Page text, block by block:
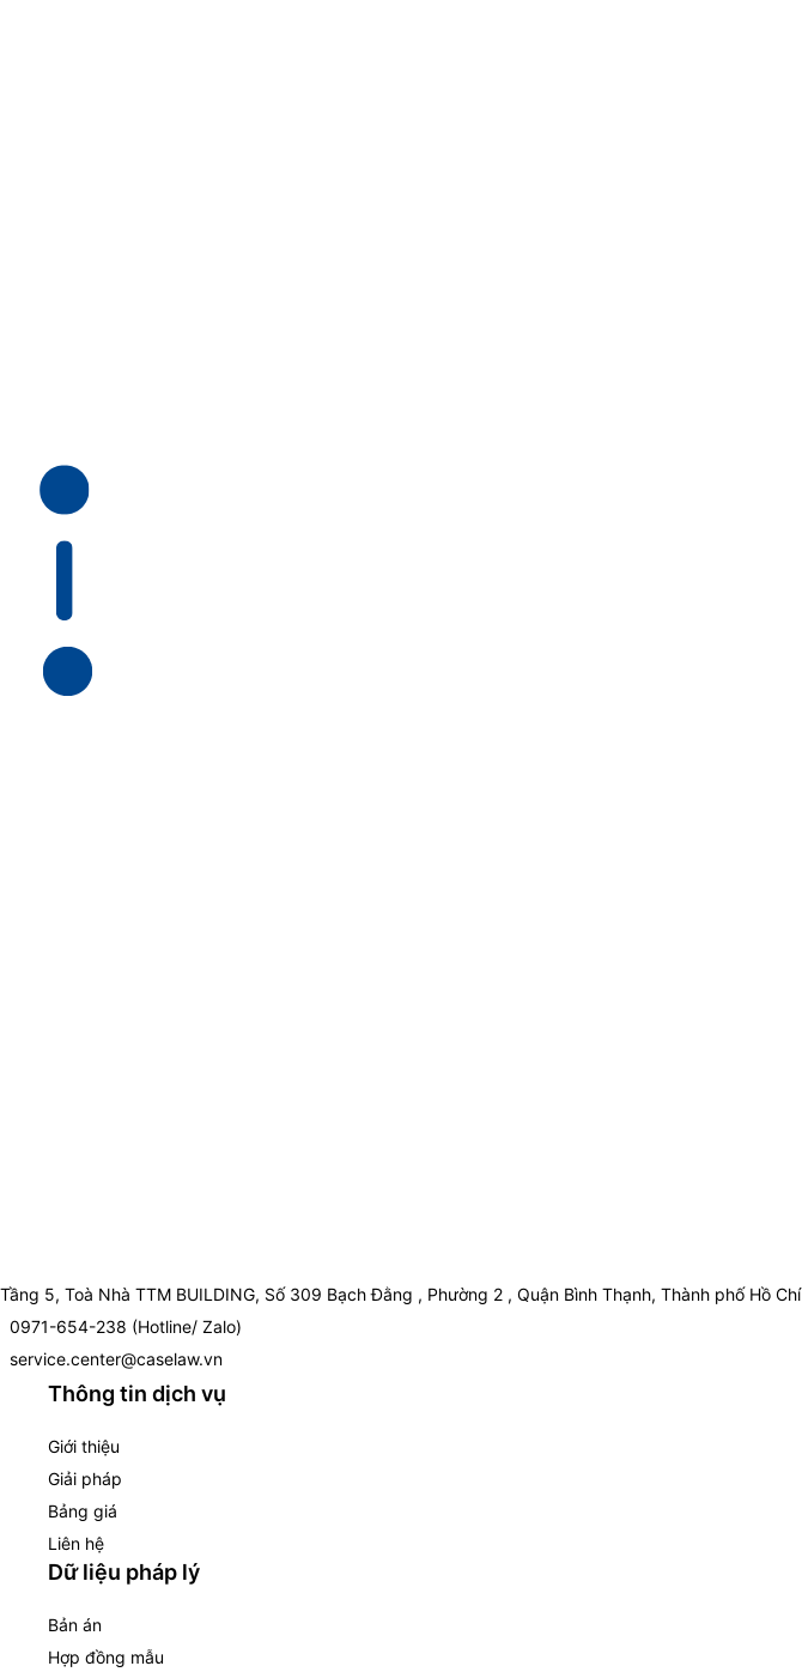
Tầng 5, Toà Nhà TTM BUILDING, Số 309 Bạch Đằng , Phường 2 , Quận Bình Thạnh, Thành phố Hồ
0971-654-238 (Hotline/ Zalo)
service.center@caselaw.vn
Thông tin dịch vụ
Giới thiệu
Giải pháp
Bảng giá
Liên hệ
Dữ liệu pháp lý
Bản án
Hợp đồng mẫu